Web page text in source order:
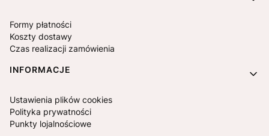
Formy płatności
Koszty dostawy
Czas realizacji zamówienia
INFORMACJE
Ustawienia plików cookies
Polityka prywatności
Punkty lojalnościowe